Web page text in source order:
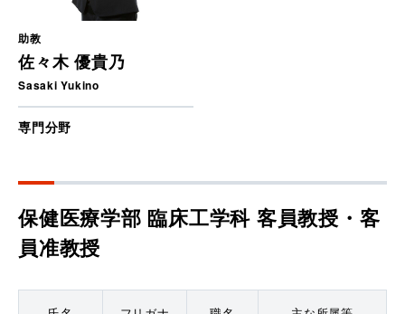
助教
佐々木 優貴乃
Sasaki Yukino
専門分野
保健医療学部 臨床工学科 客員教授・客
員准教授